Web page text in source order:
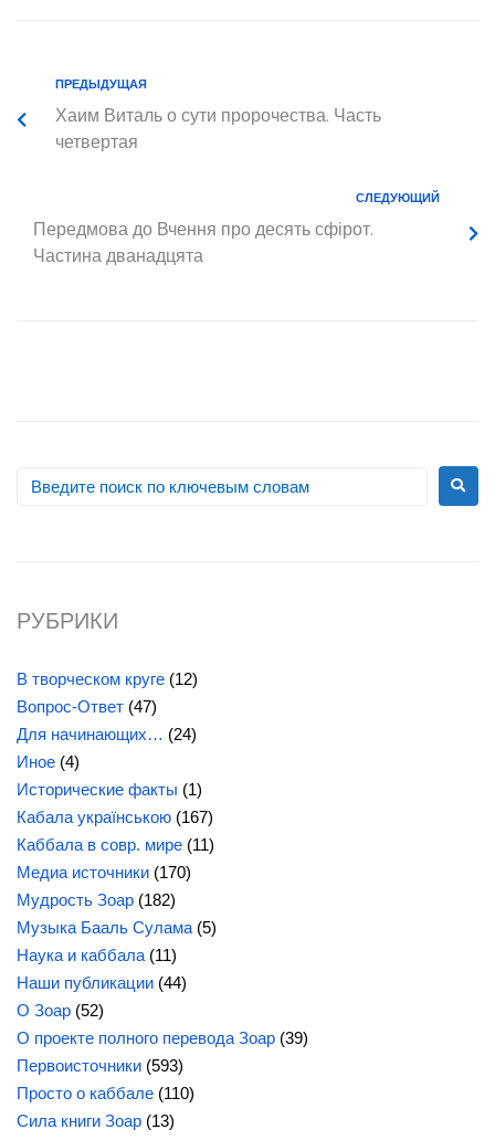
ПРЕДЫДУЩАЯ
Хаим Виталь о сути пророчества. Часть
четвертая
СЛЕДУЮЩИЙ
Передмова до Вчення про десять сфірот.
Частина дванадцята
РУБРИКИ
В творческом круге (12)
Вопрос-Ответ (47)
Для начинающих… (24)
Иное (4)
Исторические факты (1)
Кабала українською (167)
Каббала в совр. мире (11)
Медиа источники (170)
Мудрость Зоар (182)
Музыка Бааль Сулама (5)
Наука и каббала (11)
Наши публикации (44)
О Зоар (52)
О проекте полного перевода Зоар (39)
Первоисточники (593)
Просто о каббале (110)
Сила книги Зоар (13)